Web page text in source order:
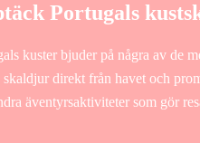
Portugals
kuster bjuder på några av de
skaldjur direkt från havet och
äventyrsaktiviteter som gör